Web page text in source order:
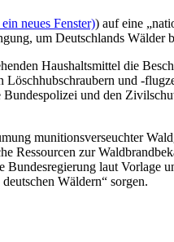
neues Fenster)) auf eine
um Deutschlands Wälder
Haushaltsmittel die
und -
und den
munitionsverseuchter
Ressourcen zur
laut Vorlage
Wäldern“ sorgen.